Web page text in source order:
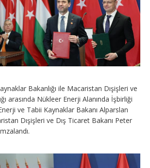
Bakanlığı ile Macaristan Dışişleri ve
arasında Nükleer Enerji Alanında İşbirliği
ve Tabii Kaynaklar Bakanı Alparslan
Dışişleri ve Dış Ticaret Bakanı Peter